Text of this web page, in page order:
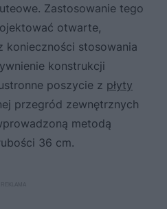
Zastosowanie tego
otwarte,
konieczności stosowania
konstrukcji
poszycie z płyty
przegród zewnętrznych
metodą
36 cm.